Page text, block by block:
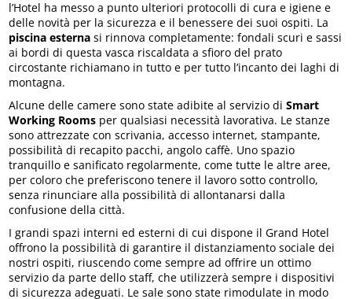
l’Hotel ha messo a punto ulteriori protocolli di cura e igiene e
delle novità per la sicurezza e il benessere dei suoi ospiti. La
piscina esterna si rinnova completamente: fondali scuri e sassi
ai bordi di questa vasca riscaldata a sfioro del prato
circostante richiamano in tutto e per tutto l’incanto dei laghi di
montagna.
Alcune delle camere sono state adibite al servizio diSmart
Working Rooms per qualsiasi necessità lavorativa. Le stanze
sono attrezzate con scrivania, accesso internet, stampante,
possibilità di recapito pacchi, angolo caffè. Uno spazio
tranquillo e sanificato regolarmente, come tutte le altre aree,
per coloro che preferiscono tenere il lavoro sotto controllo,
senza rinunciare alla possibilità di allontanarsi dalla
confusione della città.
I grandi spazi interni ed esterni di cui dispone il Grand Hotel
offrono la possibilità di garantire il distanziamento sociale dei
nostri ospiti, riuscendo come sempre ad offrire un ottimo
servizio da parte dello staff, che utilizzerà sempre i dispositivi
di sicurezza adeguati. Le sale sono state rimodulate in modo